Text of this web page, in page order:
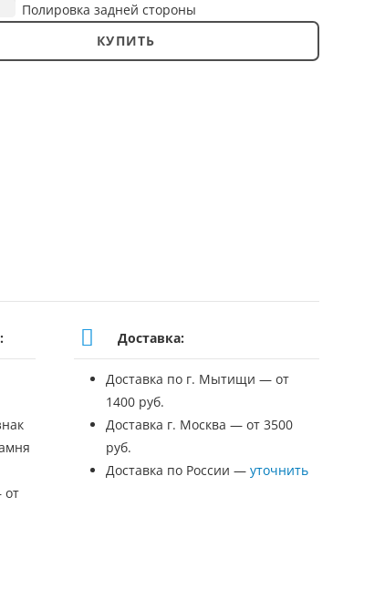
Полировка задней стороны
КМП-1
КУПИТЬ
от
Доставка:
Доставка по г. Мытищи — от
1400 руб.
Доставка г. Москва — от 3500
руб.
Доставка по России —уточнить